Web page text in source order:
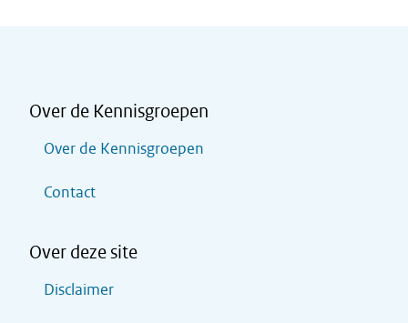
Over de Kennisgroepen
Over de Kennisgroepen
Contact
Over deze site
Disclaimer